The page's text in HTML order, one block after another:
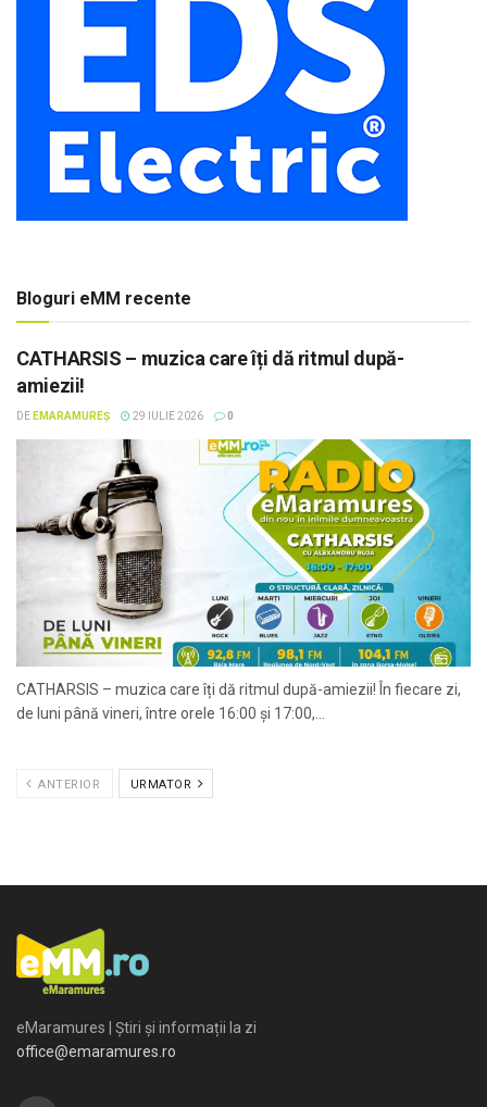
Bloguri eMM recente
CATHARSIS – muzica care îți dă ritmul după-
amiezii!
DE EMARAMUREȘ 29 IULIE 2026 0
CATHARSIS – muzica care îți dă ritmul după-amiezii! În fiecare zi,
de luni până vineri, între orele 16:00 și 17:00,...
ANTERIOR URMATOR
eMaramures | Știri și informații la zi
office@emaramures.ro